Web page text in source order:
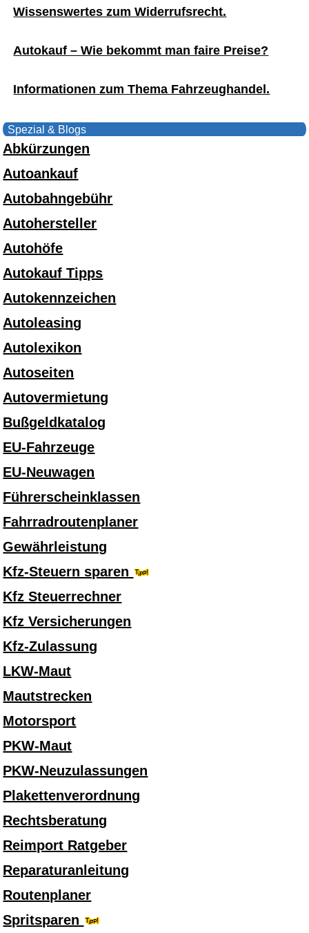
Wissenswertes zum Widerrufsrecht.
Autokauf – Wie bekommt man faire Preise?
Informationen zum Thema Fahrzeughandel.
Spezial & Blogs
Abkürzungen
Autoankauf
Autobahngebühr
Autohersteller
Autohöfe
Autokauf Tipps
Autokennzeichen
Autoleasing
Autolexikon
Autoseiten
Autovermietung
Bußgeldkatalog
EU-Fahrzeuge
EU-Neuwagen
Führerscheinklassen
Fahrradroutenplaner
Gewährleistung
Kfz-Steuern sparen
Kfz Steuerrechner
Kfz Versicherungen
Kfz-Zulassung
LKW-Maut
Mautstrecken
Motorsport
PKW-Maut
PKW-Neuzulassungen
Plakettenverordnung
Rechtsberatung
Reimport Ratgeber
Reparaturanleitung
Routenplaner
Spritsparen